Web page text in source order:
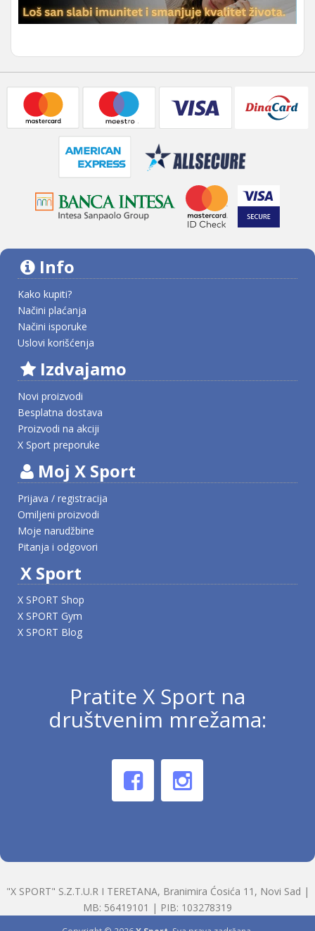
Info
Kako kupiti?
Načini plaćanja
Načini isporuke
Uslovi korišćenja
Izdvajamo
Novi proizvodi
Besplatna dostava
Proizvodi na akciji
X Sport preporuke
Moj X Sport
Prijava / registracija
Omiljeni proizvodi
Moje narudžbine
Pitanja i odgovori
X Sport
X SPORT Shop
X SPORT Gym
X SPORT Blog
Pratite X Sport na
društvenim mrežama:
"X SPORT" S.Z.T.U.R I TERETANA, Branimira Ćosića 11, Novi Sad |
MB: 56419101 | PIB: 103278319